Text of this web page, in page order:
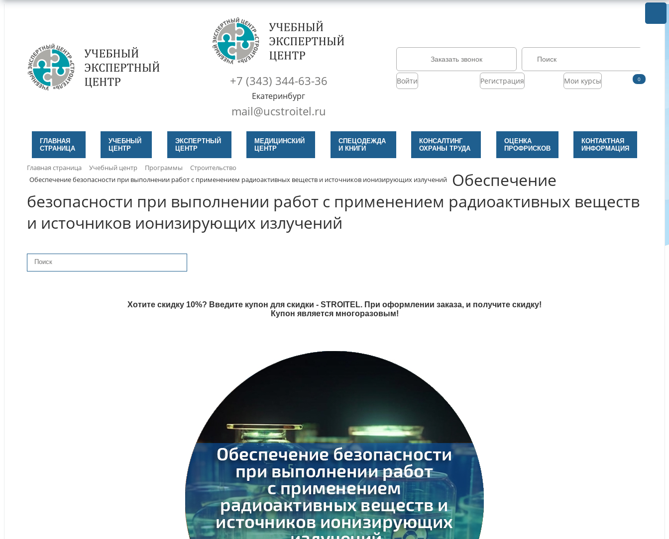
+7 (343) 344-63-36
Екатеринбург
mail@ucstroitel.ru
Заказать звонок
Войти Регистрация Мои курсы 0
ГЛАВНАЯ
СТРАНИЦА
УЧЕБНЫЙ
ЦЕНТР
ЭКСПЕРТНЫЙ
ЦЕНТР
МЕДИЦИНСКИЙ
ЦЕНТР
СПЕЦОДЕЖДА
И КНИГИ
КОНСАЛТИНГ
ОХРАНЫ ТРУДА
ОЦЕНКА
ПРОФРИСКОВ
КОНТАКТНАЯ
ИНФОРМАЦИЯ
Главная страница Учебный центр Программы
Строительство
Обеспечение безопасности при выполнении работ с применением радиоактивных веществ и источников ионизирующих излучений
Обеспечение
безопасности при выполнении работ с применением радиоактивных веществ
и источников ионизирующих излучений
Хотите скидку 10%? Введите купон для скидки - STROITEL. При оформлении заказа, и получите скидку!
Купон является многоразовым!